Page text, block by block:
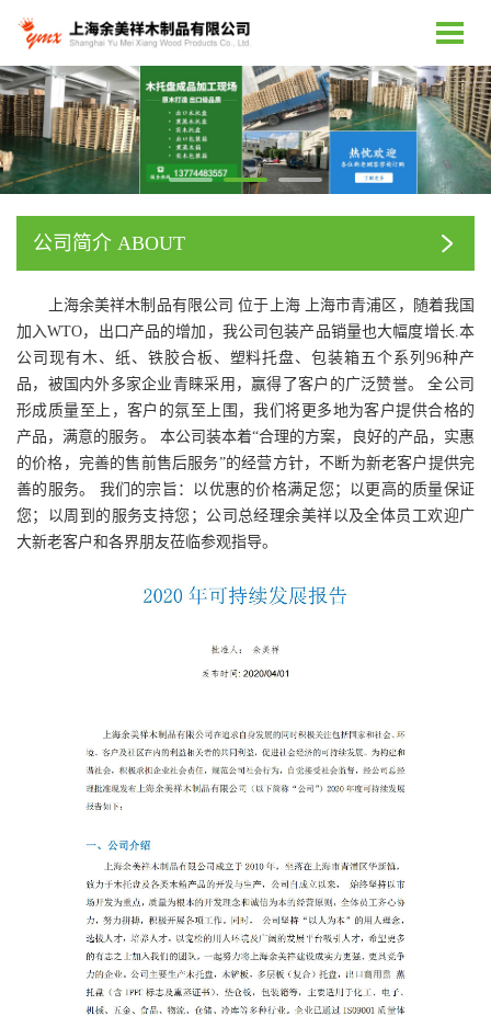
公司简介 ABOUT
上海余美祥木制品有限公司 位于上海 上海市青浦区，随着我国
加入WTO，出口产品的增加，我公司包装产品销量也大幅度增长.本
公司现有木、纸、铁胶合板、塑料托盘、包装箱五个系列96种产
品，被国内外多家企业青睐采用，赢得了客户的广泛赞誉。 全公司
形成质量至上，客户的氛 至上 围，我们将更多地为客户提供合格的
产品，满意的服务。 本公司装本着“合理的方案，良好的产品，实惠
的价格，完善的售前售后服务”的经营方针，不断为新老客户提供完
善的服务。 我们的宗旨：以优惠的价格满足您；以更高的质量保证
您；以周到的服务支持您；公司总经理余美祥以及全体员工欢迎广
大新老客户和各界朋友莅临参观指导。